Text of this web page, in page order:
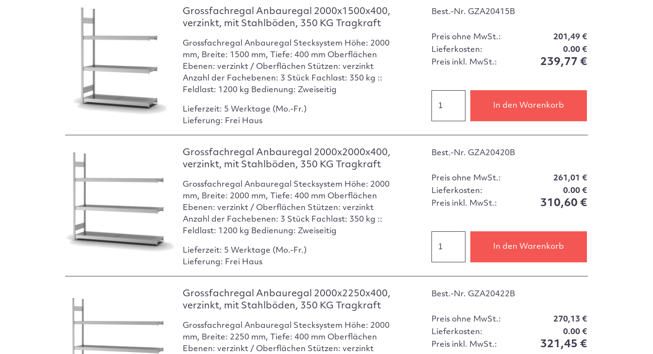
Grossfachregal Anbauregal 2000x1500x400,
verzinkt, mit Stahlböden, 350 KG Tragkraft
Grossfachregal Anbauregal Stecksystem Höhe: 2000
mm, Breite: 1500 mm, Tiefe: 400 mm Oberflächen
Ebenen: verzinkt / Oberflächen Stützen: verzinkt
Anzahl der Fachebenen: 3 Stück Fachlast: 350 kg ::
Feldlast: 1200 kg Bedienung: Zweiseitig
Lieferzeit: 5 Werktage (Mo.-Fr.)
Lieferung: Frei Haus
Best.-Nr. GZA20415B
Preis ohne MwSt.:
201,49 €
Lieferkosten:
0.00 €
Preis inkl. MwSt.:
239,77 €
In den Warenkorb
Grossfachregal Anbauregal 2000x2000x400,
verzinkt, mit Stahlböden, 350 KG Tragkraft
Grossfachregal Anbauregal Stecksystem Höhe: 2000
mm, Breite: 2000 mm, Tiefe: 400 mm Oberflächen
Ebenen: verzinkt / Oberflächen Stützen: verzinkt
Anzahl der Fachebenen: 3 Stück Fachlast: 350 kg ::
Feldlast: 1200 kg Bedienung: Zweiseitig
Lieferzeit: 5 Werktage (Mo.-Fr.)
Lieferung: Frei Haus
Best.-Nr. GZA20420B
Preis ohne MwSt.:
261,01 €
Lieferkosten:
0.00 €
Preis inkl. MwSt.:
310,60 €
In den Warenkorb
Grossfachregal Anbauregal 2000x2250x400,
verzinkt, mit Stahlböden, 350 KG Tragkraft
Grossfachregal Anbauregal Stecksystem Höhe: 2000
mm, Breite: 2250 mm, Tiefe: 400 mm Oberflächen
Ebenen: verzinkt / Oberflächen Stützen: verzinkt
Best.-Nr. GZA20422B
Preis ohne MwSt.:
270,13 €
Lieferkosten:
0.00 €
Preis inkl. MwSt.:
321,45 €